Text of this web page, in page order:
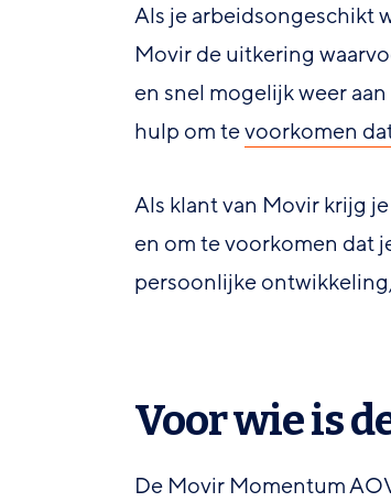
Als je arbeidsongeschikt
Movir de uitkering
en snel mogelijk weer
hulp om tevoorkomen
Als klant van Movir krijg
en om te voorkomen dat
persoonlijke
Voor wie is
De Movir Momentum